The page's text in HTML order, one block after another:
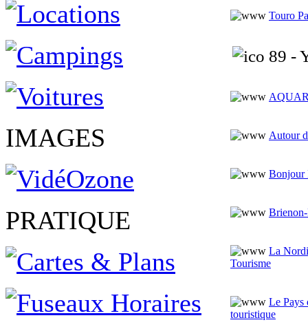
IMAGES
PRATIQUE
Touro
89 -
Autour
Bonjour
La
Tourisme
Le Pays
touristique